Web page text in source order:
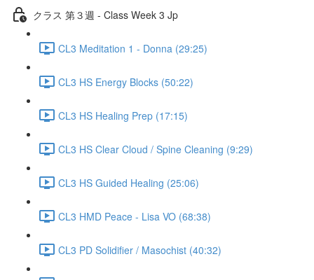
クラス 第３週 - Class Week 3 Jp
CL3 Meditation 1 - Donna (29:25)
CL3 HS Energy Blocks (50:22)
CL3 HS Healing Prep (17:15)
CL3 HS Clear Cloud / Spine Cleaning (9:29)
CL3 HS Guided Healing (25:06)
CL3 HMD Peace - Lisa VO (68:38)
CL3 PD Solidifier / Masochist (40:32)